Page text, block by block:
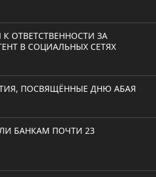
ОТВЕТСТВЕННОСТИ ЗА
В СОЦИАЛЬНЫХ СЕТЯХ
ПОСВЯЩЁННЫЕ ДНЮ АБАЯ
БАНКАМ ПОЧТИ 23